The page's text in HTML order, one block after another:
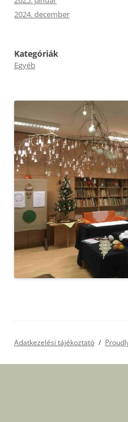
2024. december
Kategóriák
Egyéb
Adatkezelési tájékoztató